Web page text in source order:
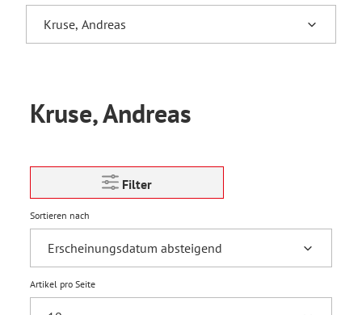
Kruse, Andreas
Filter
Sortieren nach
Artikel pro Seite